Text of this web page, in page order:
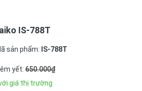
IS-788T
sản phẩm: IS-788T
yết: 650.000₫
giá thị trường